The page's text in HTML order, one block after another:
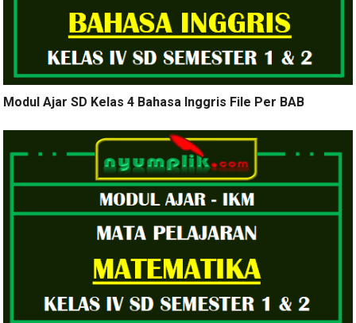
Modul Ajar SD Kelas 4 Bahasa Inggris File Per BAB